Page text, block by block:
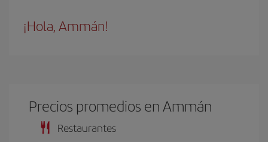
¡Hola, Ammán!
Precios promedios en Ammán
Restaurantes